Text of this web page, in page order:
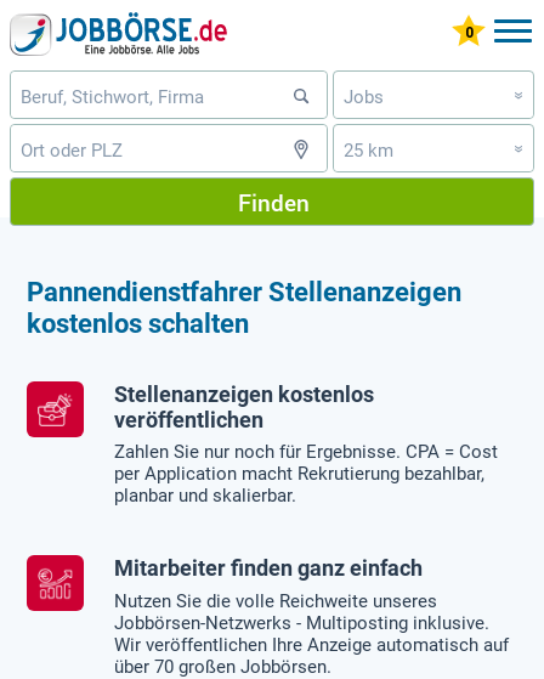
Jobs »
25 km »
Finden
Pannendienstfahrer Stellenanzeigen
kostenlos schalten
Stellenanzeigen kostenlos
veröffentlichen
Zahlen Sie nur noch für Ergebnisse. CPA = Cost
per Application macht Rekrutierung bezahlbar,
planbar und skalierbar.
Mitarbeiter finden ganz einfach
Nutzen Sie die volle Reichweite unseres
Jobbörsen-Netzwerks - Multiposting inklusive.
Wir veröffentlichen Ihre Anzeige automatisch auf
über 70 großen Jobbörsen.